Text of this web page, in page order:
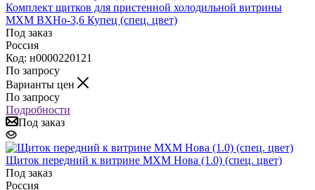
Комплект щитков для пристенной холодильной витрины
МХМ ВХНо-3,6 Купец (спец. цвет)
Под заказ
Россия
Код: н0000220121
По запросу
Варианты цен
По запросу
Подробности
Под заказ
Щиток передний к витрине МХМ Нова (1.0) (спец. цвет)
Под заказ
Россия